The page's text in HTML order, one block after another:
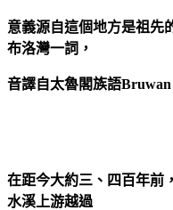
意義源自這個地方是祖先
布洛灣一詞，
音譯自太魯閣族語Bruwan
在距今大約三、四百年前
水溪上游越過